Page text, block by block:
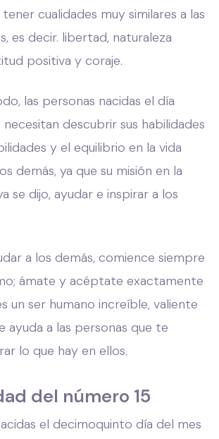
cualidades muy similares a las
es decir. libertad, naturaleza
positiva y coraje.
las personas nacidas el día
descubrir sus habilidades
y el equilibrio en la vida
demás, ya que su misión en la
se dijo, ayudar e inspirar a los
a los demás, comience siempre
ámate y acéptate exactamente
un ser humano increíble, valiente
ayuda a las personas que te
lo que hay en ellos.
del número 15
el decimoquinto día del mes